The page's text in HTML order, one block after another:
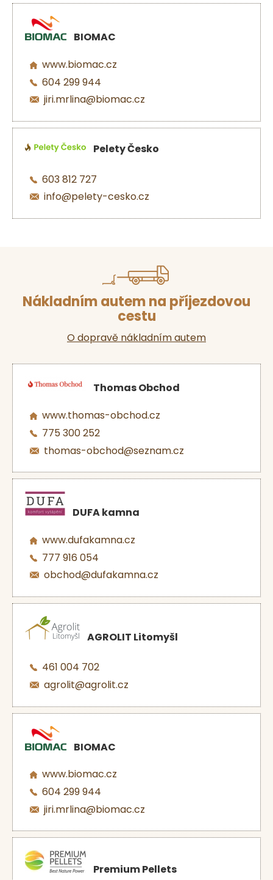
BIOMAC
www.biomac.cz
604 299 944
jiri.mrlina@biomac.cz
Pelety Česko
603 812 727
info@pelety-cesko.cz
Nákladním autem na příjezdovou
cestu
O dopravě nákladním autem
Thomas Obchod
www.thomas-obchod.cz
775 300 252
thomas-obchod@seznam.cz
DUFA kamna
www.dufakamna.cz
777 916 054
obchod@dufakamna.cz
AGROLIT Litomyšl
461 004 702
agrolit@agrolit.cz
BIOMAC
www.biomac.cz
604 299 944
jiri.mrlina@biomac.cz
Premium Pellets